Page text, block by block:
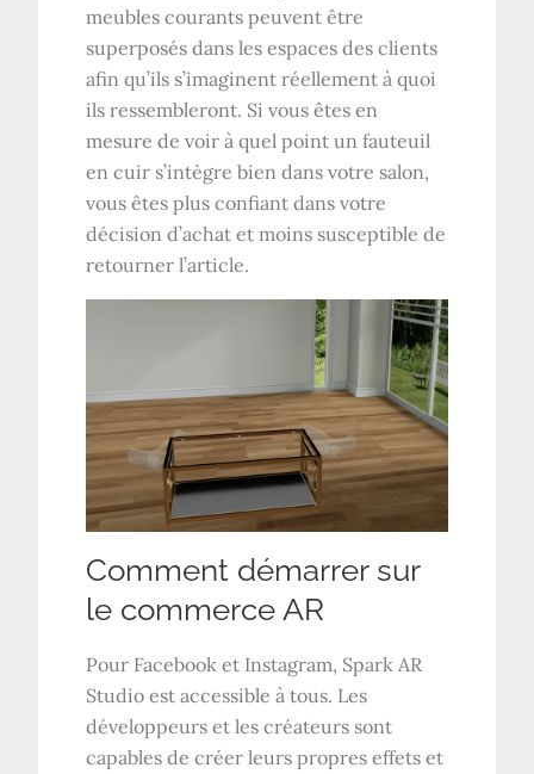
meubles courants peuvent être
superposés dans les espaces des clients
afin qu’ils s’imaginent réellement à quoi
ils ressembleront. Si vous êtes en
mesure de voir à quel point un fauteuil
en cuir s’intègre bien dans votre salon,
vous êtes plus confiant dans votre
décision d’achat et moins susceptible de
retourner l’article.
Comment démarrer sur
le commerce AR
Pour Facebook et Instagram, Spark AR
Studio est accessible à tous. Les
développeurs et les créateurs sont
capables de créer leurs propres effets et